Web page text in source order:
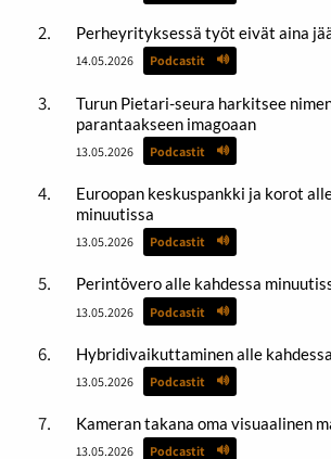
Perheyrityksessä työt eivät aina
14.05.2026 Podcastit
Turun Pietari-seura harkitsee
parantaakseen imagoaan
13.05.2026 Podcastit
Euroopan keskuspankki ja korot
minuutissa
13.05.2026 Podcastit
Perintövero alle kahdessa
13.05.2026 Podcastit
Hybridivaikuttaminen alle
13.05.2026 Podcastit
Kameran takana oma visuaalinen
13.05.2026 Podcastit